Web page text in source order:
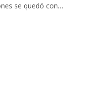
se quedó con…